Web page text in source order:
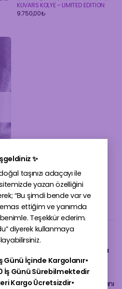
✨
taşınızı adaçayı ile
yazan özelliğini
“Bu şimdi bende var ve
ettiğim ve yanımda
Teşekkür ederim.
diyerek kullanmaya
Günü İçinde Kargolanır•
İş Günü Sürebilmektedir
Kargo Ücretsizdir•
KUVARS KOLYE – LIMITED EDITION
9.750,00₺
ilişkilendirilen
dumanlı
tonlarıyla dikkat çeken
inanışlarda negatif
denge ve sakinlik kavramlarını